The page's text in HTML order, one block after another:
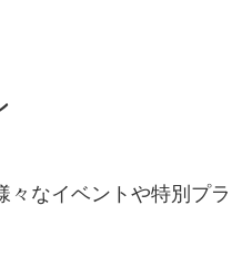
々なイベントや特別プラ